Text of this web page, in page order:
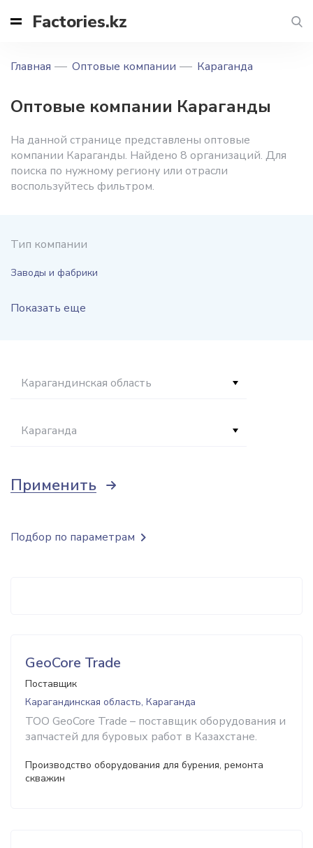
Factories.kz
Главная Оптовые компании Караганда
Оптовые компании Караганды
На данной странице представлены оптовые
компании Караганды. Найдено 8 организаций. Для
поиска по нужному региону или отрасли
воспользуйтесь фильтром.
Тип компании
Заводы и фабрики
Показать еще
Карагандинская область
Караганда
Применить
GeoCore Trade
Поставщик
Карагандинская область, Караганда
ТОО GeoCore Trade – поставщик оборудования и
запчастей для буровых работ в Казахстане.
Производство оборудования для бурения, ремонта
скважин
Подбор по параметрам